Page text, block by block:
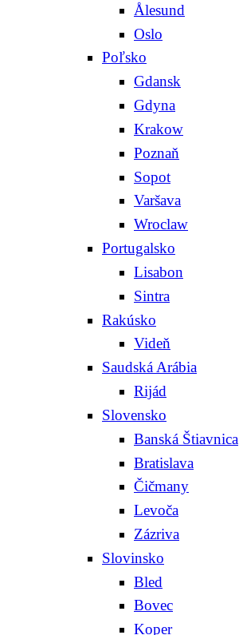
Ålesund
Oslo
Poľsko
Gdansk
Gdyna
Krakow
Poznaň
Sopot
Varšava
Wroclaw
Portugalsko
Lisabon
Sintra
Rakúsko
Videň
Saudská Arábia
Rijád
Slovensko
Banská Štiavnica
Bratislava
Čičmany
Levoča
Zázriva
Slovinsko
Bled
Bovec
Koper